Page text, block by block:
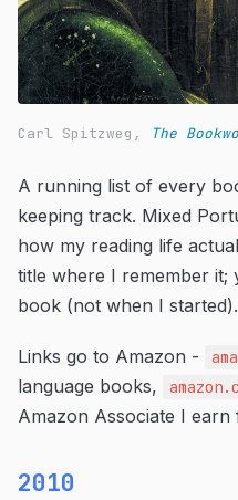
Carl Spitzweg, The
A running list of every
keeping track. Mixed
how my reading life
title where I remember it;
book (not when I started).
Links go to Amazon -
language books,
Amazon Associate I
2010